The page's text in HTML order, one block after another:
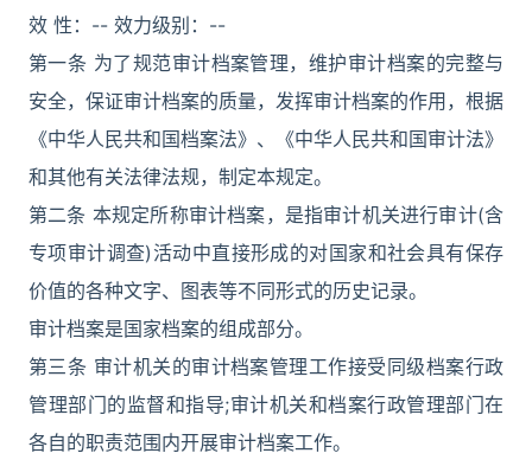
效 性：-- 效力级别：--
第一条 为了规范审计档案管理，维护审计档案的完整与
安全，保证审计档案的质量，发挥审计档案的作用，根据
《中华人民共和国档案法》、《中华人民共和国审计法》
和其他有关法律法规，制定本规定。
第二条 本规定所称审计档案，是指审计机关进行审计(含
专项审计调查)活动中直接形成的对国家和社会具有保存
价值的各种文字、图表等不同形式的历史记录。
审计档案是国家档案的组成部分。
第三条 审计机关的审计档案管理工作接受同级档案行政
管理部门的监督和指导;审计机关和档案行政管理部门在
各自的职责范围内开展审计档案工作。